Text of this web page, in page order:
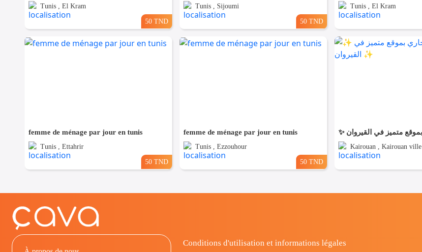
Tunis , El Kram
50 TND
Tunis , Sijoumi
50 TND
Tunis , El Kram
femme de ménage par jour en tunis
Tunis , Ettahrir
50 TND
femme de ménage par jour en tunis
Tunis , Ezzouhour
50 TND
Kairouan , Kairouan ville
Conditions d'utilisation et informations légales